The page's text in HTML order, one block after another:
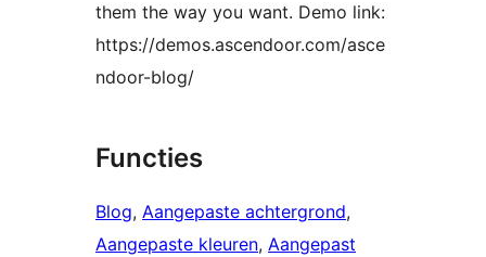
them the way you want. Demo link:
https://demos.ascendoor.com/asce
ndoor-blog/
Functies
Blog, Aangepaste achtergrond
Aangepaste kleuren, Aangepast